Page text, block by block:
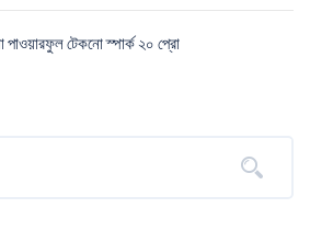
পাওয়ারফুল টেকনো স্পার্ক ২০ প্রো